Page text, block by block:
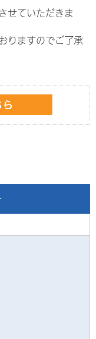
せていただきま
りますのでご了承